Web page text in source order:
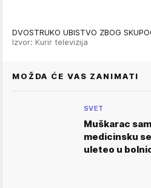
DVOSTRUKO UBISTVO ZBOG
Izvor: Kurir televizija
MOŽDA ĆE VAS ZANIMATI
SVET
Muškarac
medicinsku
uleteo u